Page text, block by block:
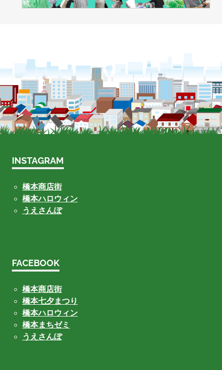
INSTAGRAM
橋本商店街
橋本ハロウィン
うえさんぽ
FACEBOOK
橋本商店街
橋本七夕まつり
橋本ハロウィン
橋本まちゼミ
うえさんぽ